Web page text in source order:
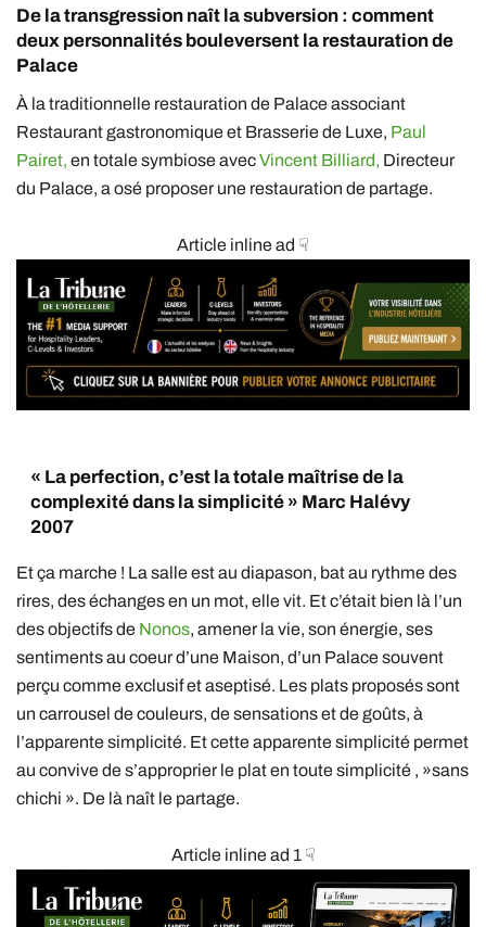
De la transgression naît la subversion : comment
deux personnalités bouleversent la restauration de
Palace
À la traditionnelle restauration de Palace associant
Restaurant gastronomique et Brasserie de Luxe, Paul
Pairet, en totale symbiose avecVincent Billiard, Directeur
du Palace, a osé proposer une restauration de partage.
Article inline ad ☟
« La perfection, c’est la totale maîtrise de la
complexité dans la simplicité » Marc Halévy
2007
Et ça marche ! La salle est au diapason, bat au rythme des
rires, des échanges en un mot, elle vit. Et c’était bien là l’un
des objectifs de Nonos, amener la vie, son énergie, ses
sentiments au coeur d’une Maison, d’un Palace souvent
perçu comme exclusif et aseptisé. Les plats proposés sont
un carrousel de couleurs, de sensations et de goûts, à
l’apparente simplicité. Et cette apparente simplicité permet
au convive de s’approprier le plat en toute simplicité , »sans
chichi ». De là naît le partage.
Article inline ad 1 ☟